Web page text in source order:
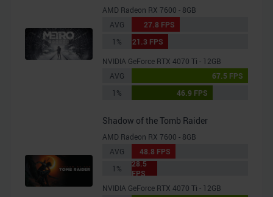
AMD Radeon RX 7600 - 8GB
AVG
27.8 FPS
1%
21.3 FPS
NVIDIA GeForce RTX 4070 Ti - 12GB
AVG
67.5 FPS
1%
46.9 FPS
Shadow of the Tomb Raider
AMD Radeon RX 7600 - 8GB
AVG
48.8 FPS
1%
28.5
FPS
NVIDIA GeForce RTX 4070 Ti - 12GB